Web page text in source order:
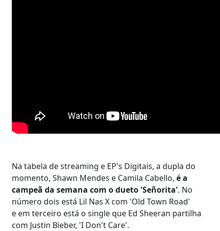
Na tabela de streaming e EP's Digitais, a dupla do
momento, Shawn Mendes e Camila Cabello, é a
campeã da semana com o dueto 'Señorita'. No
número dois está Lil Nas X com 'Old Town Road'
e em terceiro está o single que Ed Sheeran partilha
com Justin Bieber, 'I Don't Care'.